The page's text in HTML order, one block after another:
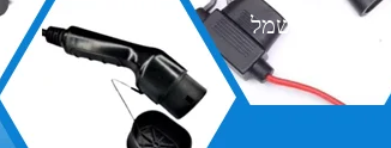
> כבל חשמל